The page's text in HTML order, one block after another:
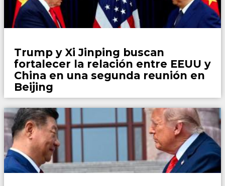
Trump y Xi Jinping buscan
fortalecer la relación entre EEUU y
China en una segunda reunión en
Beijing